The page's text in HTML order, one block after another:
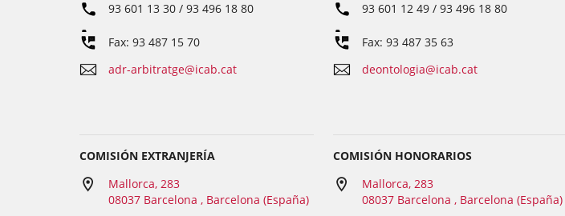
93 601 13 30 / 93 496 18 80
Fax: 93 487 15 70
adr-arbitratge@icab.cat
93 601 12 49 / 93 496 18 80
Fax: 93 487 35 63
deontologia@icab.cat
COMISIÓN EXTRANJERÍA
Mallorca, 283
08037 Barcelona , Barcelona (España)
COMISIÓN HONORARIOS
Mallorca, 283
08037 Barcelona , Barcelona (España)